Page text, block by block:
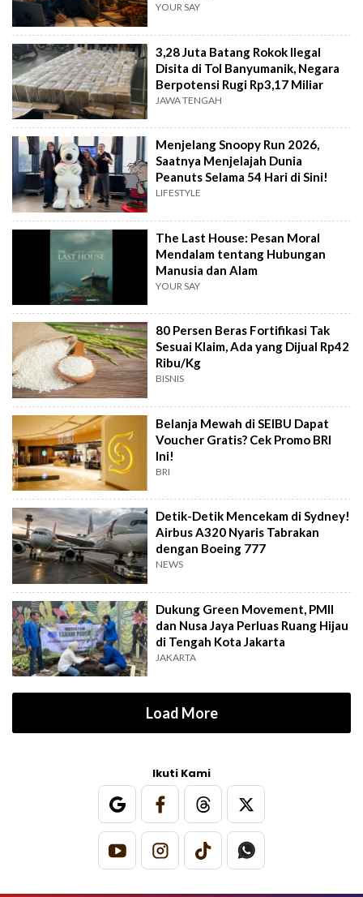
YOUR SAY
3,28 Juta Batang Rokok Ilegal
Disita di Tol Banyumanik, Negara
Berpotensi Rugi Rp3,17 Miliar
JAWA TENGAH
Menjelang Snoopy Run 2026,
Saatnya Menjelajah Dunia
Peanuts Selama 54 Hari di Sini!
LIFESTYLE
The Last House: Pesan Moral
Mendalam tentang Hubungan
Manusia dan Alam
YOUR SAY
80 Persen Beras Fortifikasi Tak
Sesuai Klaim, Ada yang Dijual Rp42
Ribu/Kg
BISNIS
Belanja Mewah di SEIBU Dapat
Voucher Gratis? Cek Promo BRI
Ini!
BRI
Detik-Detik Mencekam di Sydney!
Airbus A320 Nyaris Tabrakan
dengan Boeing 777
NEWS
Dukung Green Movement, PMII
dan Nusa Jaya Perluas Ruang Hijau
di Tengah Kota Jakarta
JAKARTA
Load More
Ikuti Kami